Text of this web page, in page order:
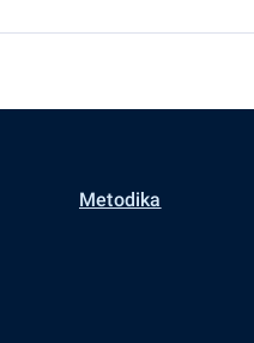
Metodika